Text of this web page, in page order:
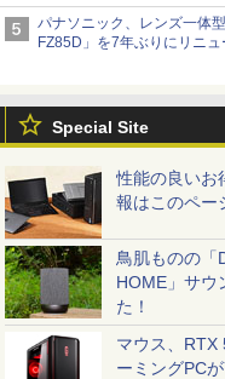
カメ Watch
パナソニック、レンズ一体
FZ85D」を7年ぶりにリニ
Special Site
性能の良いお
報はこのペー
鳥肌ものの「
HOME」サウ
た！
マウス、RTX
ーミングPC